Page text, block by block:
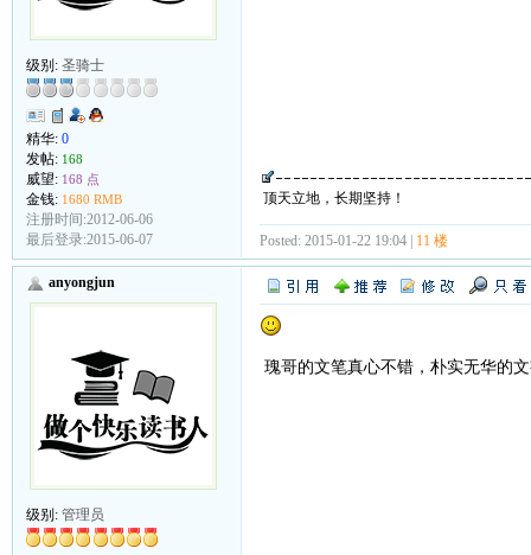
级别: 圣骑士
精华: 0
发帖: 168
威望: 168 点
金钱: 1680 RMB
注册时间:2012-06-06
最后登录:2015-06-07
顶天立地，长期坚持！
Posted: 2015-01-22 19:04 | 11 楼
anyongjun
级别: 管理员
瑰哥的文笔真心不错，朴实无华的